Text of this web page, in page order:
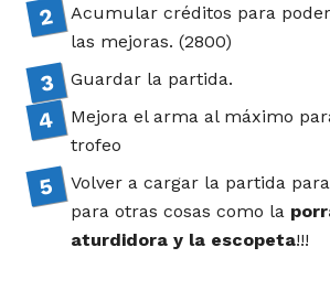
Acumular créditos para
las mejoras. (2800)
Guardar la partida.
Mejora el arma al máximo
trofeo
Volver a cargar la partida
para otras cosas como la
aturdidora y la escopeta!!!